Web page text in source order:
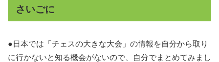
さいごに
●日本では「チェスの大きな大会」の情報を自分から取り
に行かないと知る機会がないので、自分でまとめてみまし